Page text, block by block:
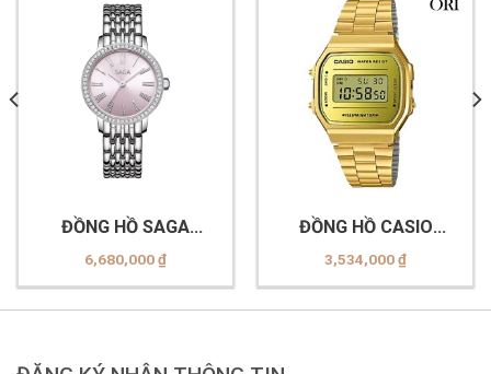
ĐỒNG HỒ SAGA
53578-SVPKSV-2
6,680,000₫
ĐỒNG HỒ CASIO
A168WEGM-9DF
3,534,000₫